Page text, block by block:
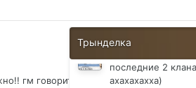
гм говорит что можно!!!!дак ты точно
Трынделка
Ну да мб вы
последние 2
ахахахахха)